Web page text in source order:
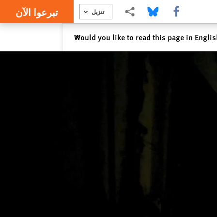
Share this via Facebook
Share this via Bluesky
Share this via مشاركةتنزيل تبرعوا الآن
Would you like to read this page in
✕إغلاق